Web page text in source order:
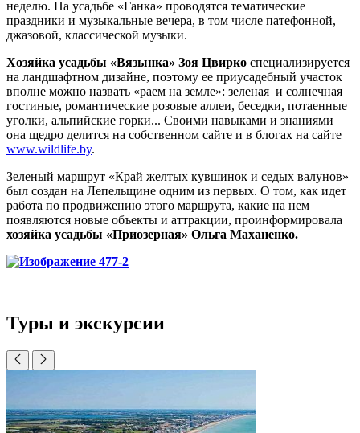
неделю. На усадьбе «Ганка» проводятся тематические
праздники и музыкальные вечера, в том числе патефонной,
джазовой, классической музыки.
Хозяйка усадьбы «Вязынка» Зоя Цвирко специализируется
на ландшафтном дизайне, поэтому ее приусадебный участок
вполне можно назвать «раем на земле»: зеленая и солнечная
гостиные, романтические розовые аллеи, беседки, потаенные
уголки, альпийские горки... Своими навыками и знаниями
она щедро делится на собственном сайте и в блогах на сайте
www.wildlife.by.
Зеленый маршрут «Край желтых кувшинок и седых валунов»
был создан на Лепельщине одним из первых. О том, как идет
работа по продвижению этого маршрута, какие на нем
появляются новые объекты и аттракции, проинформировала
хозяйка усадьбы «Приозерная» Ольга Маханенко.
Туры и экскурсии